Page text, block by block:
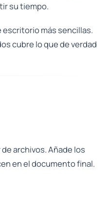
su tiempo.
escritorio más sencillas.
cubre lo que de verdad
archivos. Añade los
en el documento final.